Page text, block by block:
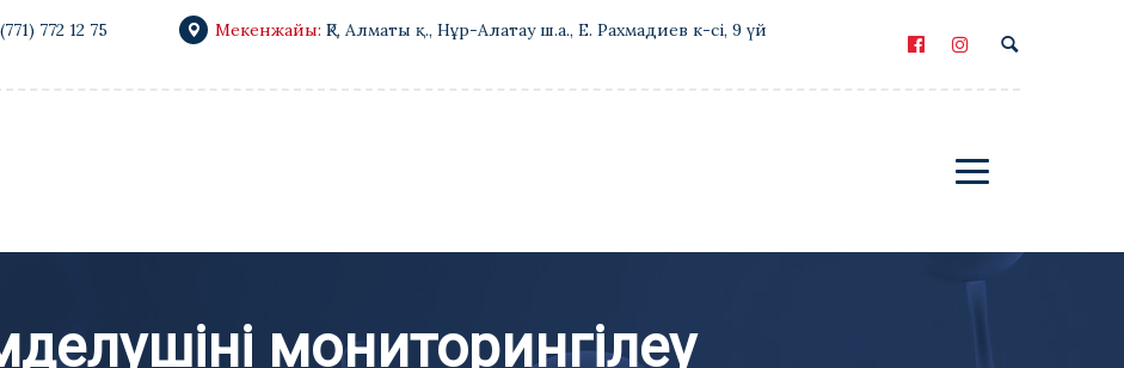
772 12 75 Мекенжайы: ҚР, Алматы қ., Нұр-Алатау ш.а., Е. Рахмадиев к-сі, 9 үй
мониторингілеу